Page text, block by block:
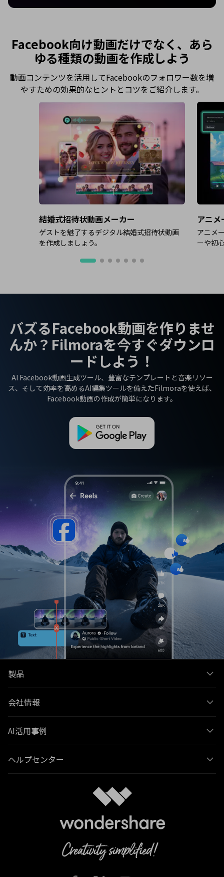
Facebook向け動画だけでなく、あら
ゆる種類の動画を作成しよう
動画コンテンツを活用してFacebookのフォロワー数を増
やすための効果的なヒントとコツをご紹介します。
結婚式招待状動画メーカー
ゲストを魅了するデジタル結婚式招待状動画
を作成しましょう。
アニ
アニメ
ーや初
バズるFacebook動画を作りませ
んか？Filmoraを今すぐダウンロ
ードしよう！
AI Facebook動画生成ツール、豊富なテンプレートと音楽リソー
ス、そして効率を高めるAI編集ツールを備えたFilmoraを使えば、
Facebook動画の作成が簡単になります。
製品
会社情報
AI活用事例
ヘルプセンター